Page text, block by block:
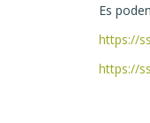
Es
https://
https://